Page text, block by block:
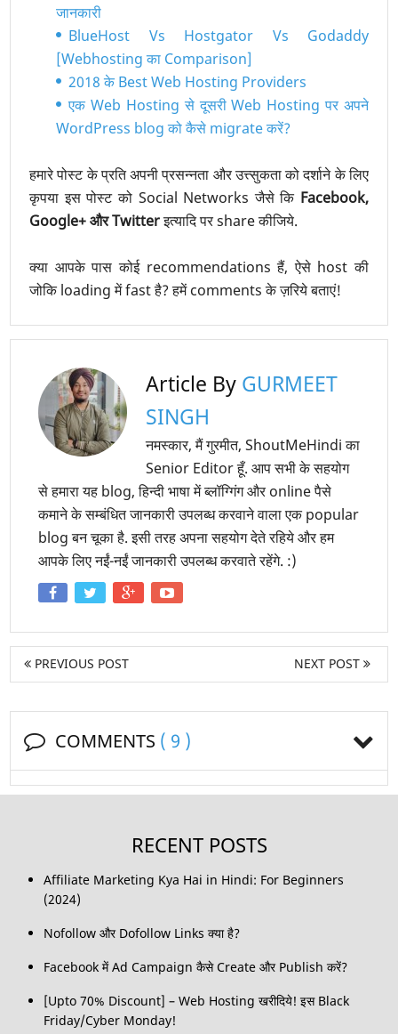
जानकारी
BlueHost Vs Hostgator Vs Godaddy
[Webhosting का Comparison]
2018 के Best Web Hosting Providers
एक Web Hosting से दूसरी Web Hosting पर अपने
WordPress blog को कैसे migrate करें?
हमारे पोस्ट के प्रति अपनी प्रसन्नता और उत्त्सुकता को दर्शाने के लिए
कृपया इस पोस्ट को Social Networks जैसे कि Facebook,
Google+ और Twitterइत्यादि पर share कीजिये.
क्या आपके पास कोई recommendations हैं, ऐसे host की
जोकि loading में fast है? हमें comments के ज़रिये बताएं!
Article By GURMEET
SINGH
नमस्कार, मैं गुरमीत, ShoutMeHindi का
Senior Editor हूँ. आप सभी के सहयोग
से हमारा यह blog, हिन्दी भाषा में ब्लॉग्गिंग और online पैसे
कमाने के सम्बंधित जानकारी उपलब्ध करवाने वाला एक popular
blog बन चूका है. इसी तरह अपना सहयोग देते रहिये और हम
आपके लिए नईं-नईं जानकारी उपलब्ध करवाते रहेंगे. :)
PREVIOUS POST NEXT POST
COMMENTS ( 9 )
RECENT POSTS
Affiliate Marketing Kya Hai in Hindi: For Beginners
(2024)
Nofollow और Dofollow Links क्या है?
Facebook में Ad Campaign कैसे Create और Publish करें?
[Upto 70% Discount] – Web Hosting खरीदिये! इस Black
Friday/Cyber Monday!